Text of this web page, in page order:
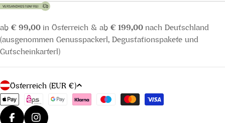
ab € 99,00 in Österreich & ab € 199,00 nach Deutschland
(ausgenommen Genusspackerl, Degustationspakete und
Gutscheinkarterl)
L
a
n
Österreich (EUR €)
Zahlungsmethoden